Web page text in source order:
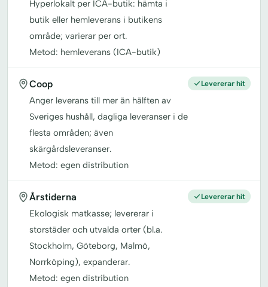
Hyperlokalt per ICA-butik: hämta i
butik eller hemleverans i butikens
område; varierar per ort.
Metod: hemleverans (ICA-butik)
Coop
Anger leverans till mer än hälften av
Sveriges hushåll, dagliga leveranser i de
flesta områden; även
skärgårdsleveranser.
Metod: egen distribution
Levererar hit
Årstiderna
Ekologisk matkasse; levererar i
storstäder och utvalda orter (bl.a.
Stockholm, Göteborg, Malmö,
Norrköping), expanderar.
Metod: egen distribution
Levererar hit